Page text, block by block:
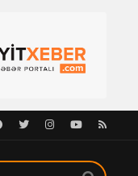
Facebook
TwitterInstagramYoutubeRSS